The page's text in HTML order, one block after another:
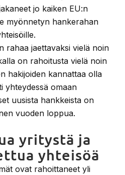
jo kaiken EU:n
myönnetyn hankerahan
rahaa jaettavaksi vielä noin
on rahoitusta vielä noin
hakijoiden kannattaa olla
yhteydessä omaan
uusista hankkeista on
vuoden loppua.
yritystä ja
yhteisöä
ovat rahoittaneet yli